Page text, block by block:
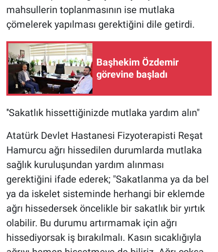
mahsullerin toplanmasının ise mutlaka
çömelerek yapılması gerektiğini dile getirdi.
Başhekim Özdemir
görevine başladı
''Sakatlık hissettiğinizde mutlaka yardım alın"
Atatürk Devlet Hastanesi Fizyoterapisti Reşat
Hamurcu ağrı hissedilen durumlarda mutlaka
sağlık kuruluşundan yardım alınması
gerektiğini ifade ederek; "Sakatlanma ya da bel
ya da iskelet sisteminde herhangi bir eklemde
ağrı hissedersek öncelikle bir sakatlık bir yırtık
olabilir. Bu durumu artırmamak için ağrı
hissediyorsak iş bırakılmalı. Kasın sıcaklığıyla